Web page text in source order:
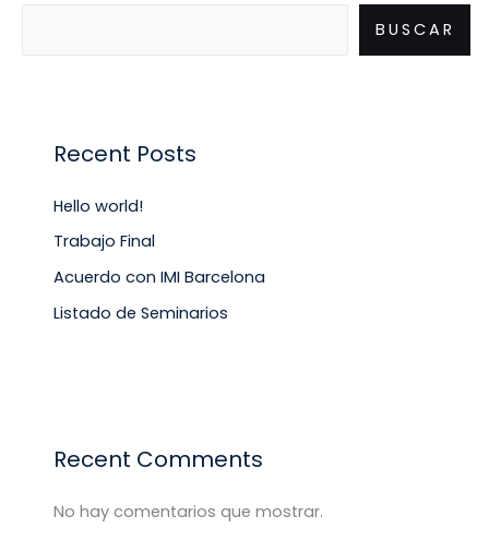
BUSCAR
Recent Posts
Hello world!
Trabajo Final
Acuerdo con IMI Barcelona
Listado de Seminarios
Recent Comments
No hay comentarios que mostrar.